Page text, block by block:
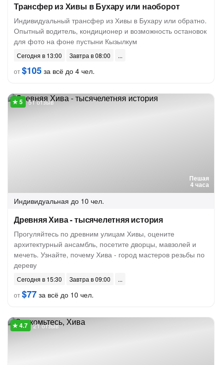
Трансфер из Хивы в Бухару или наоборот
Индивидуальный трансфер из Хивы в Бухару или обратно.
Опытный водитель, кондиционер и возможность остановок
для фото на фоне пустыни Кызылкум
Сегодня в 13:00
Завтра в 08:00
от$105 за всё до 4 чел.
Пешая
4 часа
51 отзыв
Индивидуальная до 10 чел.
Древняя Хива - тысячелетняя история
Прогуляйтесь по древним улицам Хивы, оцените
архитектурный ансамбль, посетите дворцы, мавзолей и
мечеть. Узнайте, почему Хива - город мастеров резьбы по
дереву
Сегодня в 15:30
Завтра в 09:00
от$77 за всё до 10 чел.
21 отзыв